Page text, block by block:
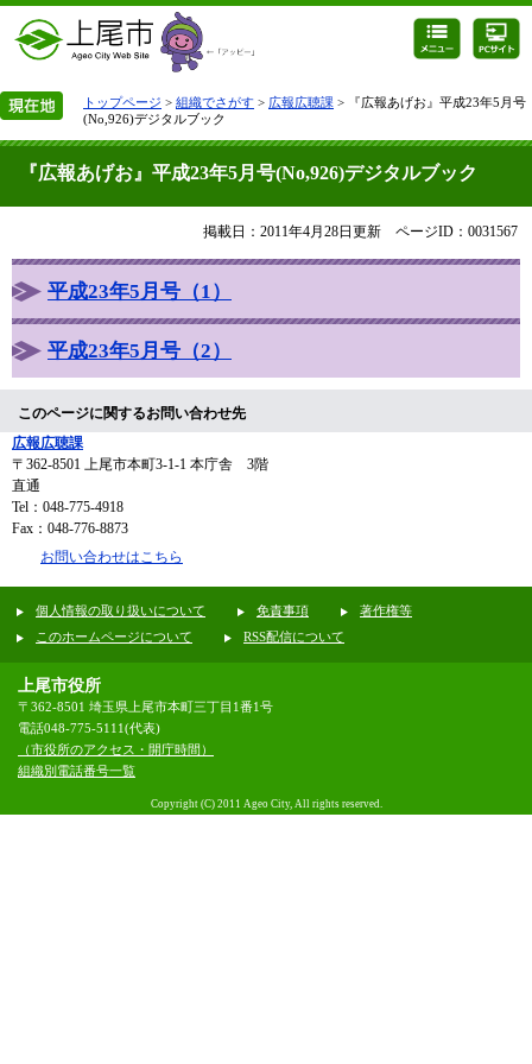
トップページ > 組織でさがす > 広報広聴課 > 『広報あげお』平成23年5月号
(No,926)デジタルブック
『広報あげお』平成23年5月号(No,926)デジタルブック
掲載日：2011年4月28日更新 ページID：0031567
平成23年5月号（1）
平成23年5月号（2）
このページに関するお問い合わせ先
広報広聴課
〒362-8501 上尾市本町3-1-1 本庁舎 3階
直通
Tel：048-775-4918
Fax：048-776-8873
お問い合わせはこちら
個人情報の取り扱いについて 免責事項
著作権等
このホームページについて
RSS配信について
上尾市役所
〒362-8501 埼玉県上尾市本町三丁目1番1号
電話048-775-5111(代表)
（市役所のアクセス・開庁時間）
組織別電話番号一覧
Copyright (C) 2011 Ageo City, All rights reserved.